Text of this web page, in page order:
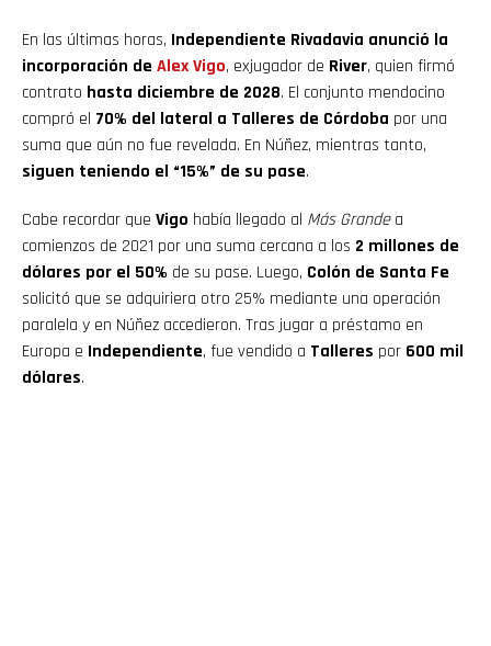
En las últimas horas, Independiente Rivadavia anunció la
incorporación de Alex Vigo, exjugador de River, quien firmó
contrato hasta diciembre de 2028. El conjunto mendocino
compró el 70% del lateral a Talleres de Córdoba por una
suma que aún no fue revelada. En Núñez, mientras tanto,
siguen teniendo el “15%” de su pase.
Cabe recordar que Vigo había llegado al Más Grandea
comienzos de 2021 por una suma cercana a los 2 millones de
dólares por el 50% de su pase. Luego, Colón de Santa Fe
solicitó que se adquiriera otro 25% mediante una operación
paralela y en Núñez accedieron. Tras jugar a préstamo en
Europa e Independiente, fue vendido a Talleres por 600 mil
dólares.